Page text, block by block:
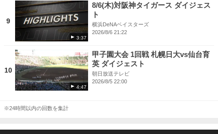
9
3:37
8/6(木)対阪神タイガース ダイジェス
ト
横浜DeNAベイスターズ
2026/8/6 21:22
10
4:47
甲子園大会 1回戦 札幌日大vs仙台育
英 ダイジェスト
朝日放送テレビ
2026/8/5 22:00
※24時間以内の回数を集計